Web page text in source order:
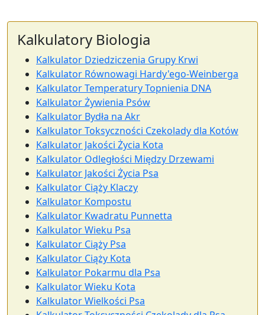
Kalkulatory Biologia
Kalkulator Dziedziczenia Grupy Krwi
Kalkulator Równowagi Hardy'ego-Weinberga
Kalkulator Temperatury Topnienia DNA
Kalkulator Żywienia Psów
Kalkulator Bydła na Akr
Kalkulator Toksyczności Czekolady dla Kotów
Kalkulator Jakości Życia Kota
Kalkulator Odległości Między Drzewami
Kalkulator Jakości Życia Psa
Kalkulator Ciąży Klaczy
Kalkulator Kompostu
Kalkulator Kwadratu Punnetta
Kalkulator Wieku Psa
Kalkulator Ciąży Psa
Kalkulator Ciąży Kota
Kalkulator Pokarmu dla Psa
Kalkulator Wieku Kota
Kalkulator Wielkości Psa